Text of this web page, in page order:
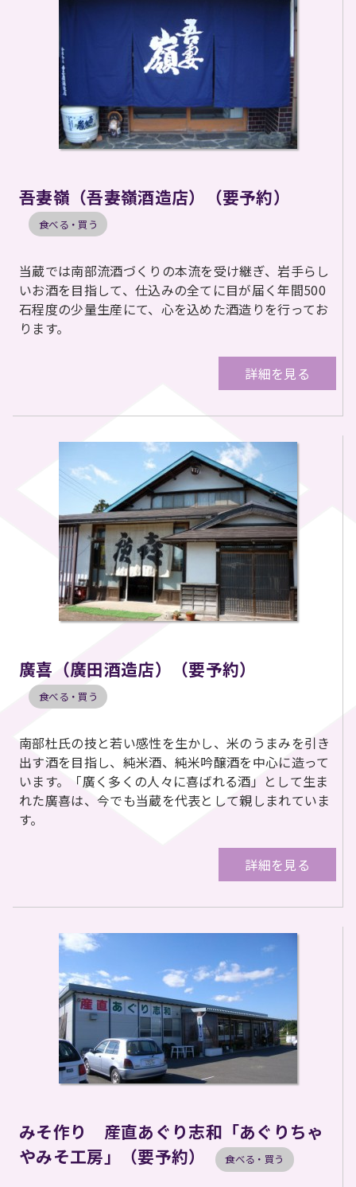
吾妻嶺（吾妻嶺酒造店）（要予約）
食べる・買う
当蔵では南部流酒づくりの本流を受け継ぎ、岩手らし
いお酒を目指して、仕込みの全てに目が届く年間500
石程度の少量生産にて、心を込めた酒造りを行ってお
ります。
詳細を見る
廣喜（廣田酒造店）（要予約）
食べる・買う
南部杜氏の技と若い感性を生かし、米のうまみを引き
出す酒を目指し、純米酒、純米吟醸酒を中心に造って
います。「廣く多くの人々に喜ばれる酒」として生ま
れた廣喜は、今でも当蔵を代表として親しまれていま
す。
詳細を見る
みそ作り 産直あぐり志和「あぐりちゃ
やみそ工房」（要予約）
食べる・買う